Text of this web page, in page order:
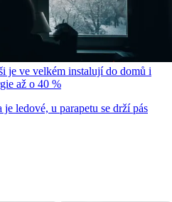
je ve velkém instalují do domů i
až o 40 %
ledové, u parapetu se drží pás